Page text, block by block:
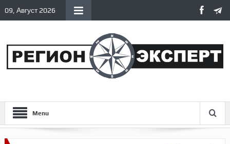
09, Август 2026
Menu